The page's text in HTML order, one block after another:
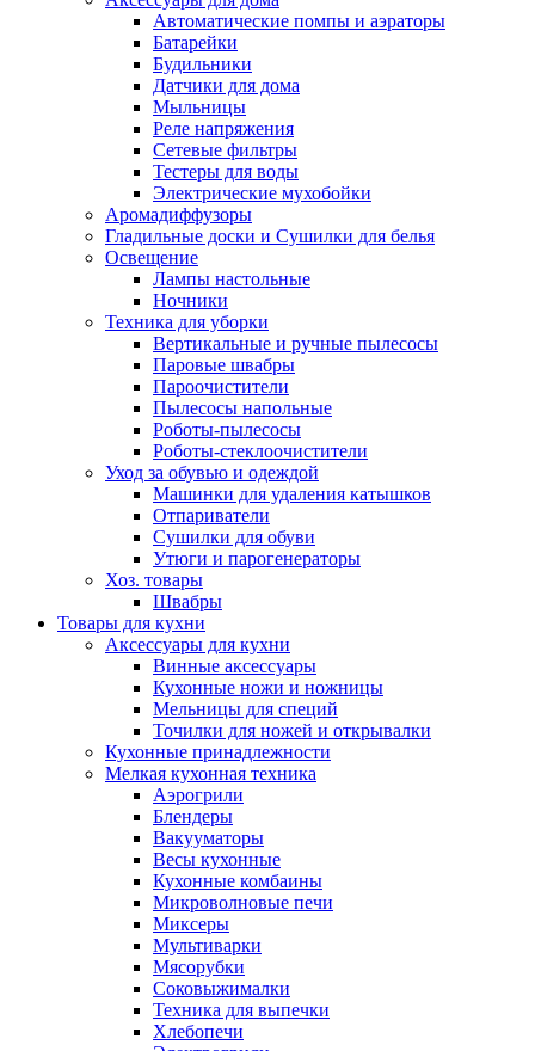
Автоматические помпы и аэраторы
Батарейки
Будильники
Датчики для дома
Мыльницы
Реле напряжения
Сетевые фильтры
Тестеры для воды
Электрические мухобойки
Аромадиффузоры
Гладильные доски и Сушилки для белья
Освещение
Лампы настольные
Ночники
Техника для уборки
Вертикальные и ручные пылесосы
Паровые швабры
Пароочистители
Пылесосы напольные
Роботы-пылесосы
Роботы-стеклоочистители
Уход за обувью и одеждой
Машинки для удаления катышков
Отпариватели
Сушилки для обуви
Утюги и парогенераторы
Хоз. товары
Швабры
Товары для кухни
Аксессуары для кухни
Винные аксессуары
Кухонные ножи и ножницы
Мельницы для специй
Точилки для ножей и открывалки
Кухонные принадлежности
Мелкая кухонная техника
Аэрогрили
Блендеры
Вакууматоры
Весы кухонные
Кухонные комбаины
Микроволновые печи
Миксеры
Мультиварки
Мясорубки
Соковыжималки
Техника для выпечки
Хлебопечи